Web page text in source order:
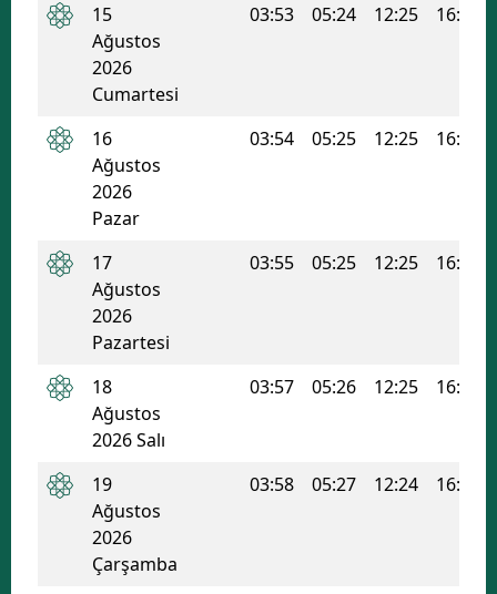
15
Ağustos
2026
Cumartesi
03:53 05:24 12:25 16:11
16
Ağustos
2026
Pazar
03:54 05:25 12:25 16:10
17
Ağustos
2026
Pazartesi
03:55 05:25 12:25 16:10
18
Ağustos
2026 Salı
03:57 05:26 12:25 16:09
19
Ağustos
2026
Çarşamba
03:58 05:27 12:24 16:09